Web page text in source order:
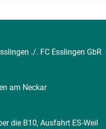
./. FC Esslingen GbR
am Neckar
die B10, Ausfahrt ES-Weil